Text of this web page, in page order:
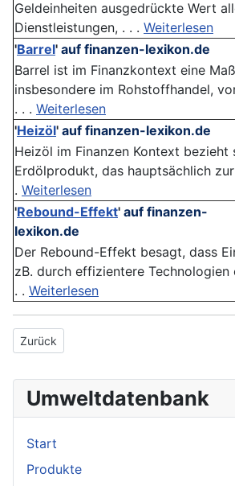
Geldeinheiten ausgedrückte Wert
Dienstleistungen, . . . Weiterlesen
'Barrel' auf finanzen-lexikon.de
Barrel ist im Finanzkontext eine
insbesondere im Rohstoffhandel,
. . . Weiterlesen
'Heizöl' auf finanzen-lexikon.de
Heizöl im Finanzen Kontext bezieht
Erdölprodukt, das hauptsächlich
. Weiterlesen
'Rebound-Effekt' auf finanzen-
lexikon.de
Der Rebound-Effekt besagt, dass
zB. durch effizientere Technologien
. . Weiterlesen
Vorheriger Beitrag: Wärmekraftwerk
Zurück
Umweltdatenbank
Start
Produkte